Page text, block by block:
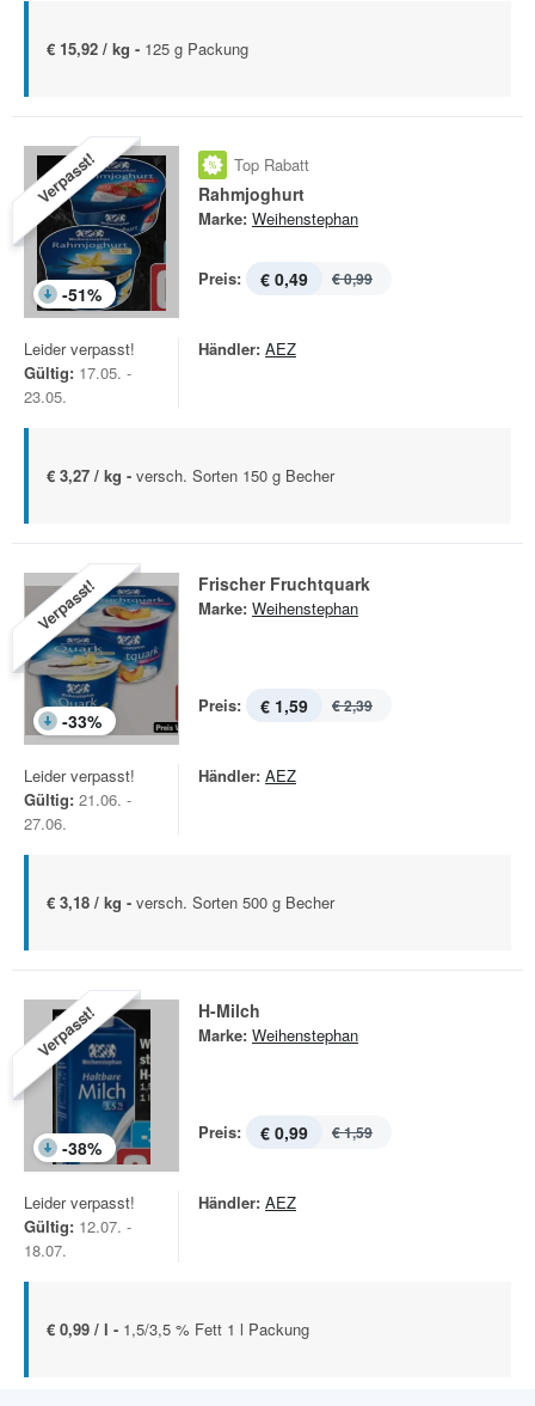
€ 15,92 / kg - 125 g Packung
Verpasst!
-51%
Top Rabatt
Rahmjoghurt
Marke: Weihenstephan
Preis: € 0,49 € 0,99
Leider verpasst!
Gültig: 17.05. -
23.05.
Händler: AEZ
€ 3,27 / kg - versch. Sorten 150 g Becher
Verpasst!
-33%
Frischer Fruchtquark
Marke: Weihenstephan
Preis: € 1,59 € 2,39
Leider verpasst!
Gültig: 21.06. -
27.06.
Händler: AEZ
€ 3,18 / kg - versch. Sorten 500 g Becher
Verpasst!
-38%
H-Milch
Marke: Weihenstephan
Preis: € 0,99 € 1,59
Leider verpasst!
Gültig: 12.07. -
18.07.
Händler: AEZ
€ 0,99 / l - 1,5/3,5 % Fett 1 l Packung